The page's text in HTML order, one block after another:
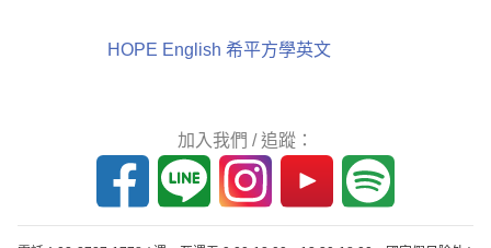
HOPE English 希平方學英文
加入我們 / 追蹤：